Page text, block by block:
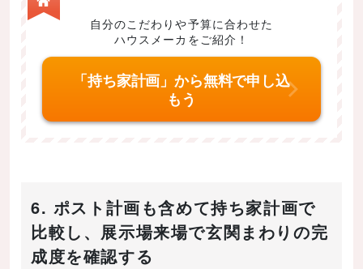
自分のこだわりや予算に合わせた
ハウスメーカをご紹介！
「持ち家計画」から無料で申し込
もう
6. ポスト計画も含めて持ち家計画で
比較し、展示場来場で玄関まわりの完
成度を確認する